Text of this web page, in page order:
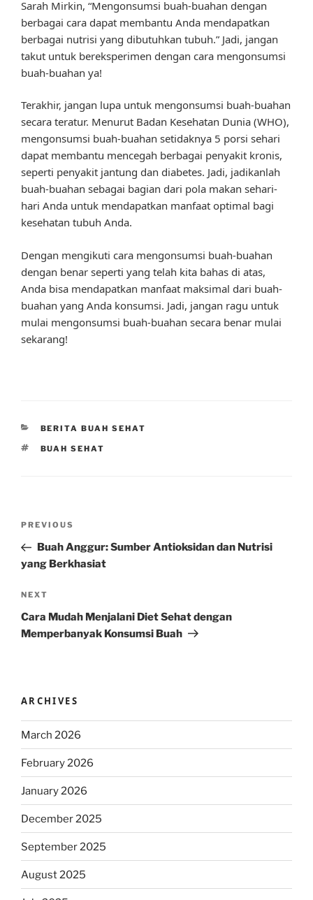
Sarah Mirkin, “Mengonsumsi buah-buahan dengan
berbagai cara dapat membantu Anda mendapatkan
berbagai nutrisi yang dibutuhkan tubuh.” Jadi, jangan
takut untuk bereksperimen dengan cara mengonsumsi
buah-buahan ya!
Terakhir, jangan lupa untuk mengonsumsi buah-buahan
secara teratur. Menurut Badan Kesehatan Dunia (WHO),
mengonsumsi buah-buahan setidaknya 5 porsi sehari
dapat membantu mencegah berbagai penyakit kronis,
seperti penyakit jantung dan diabetes. Jadi, jadikanlah
buah-buahan sebagai bagian dari pola makan sehari-
hari Anda untuk mendapatkan manfaat optimal bagi
kesehatan tubuh Anda.
Dengan mengikuti cara mengonsumsi buah-buahan
dengan benar seperti yang telah kita bahas di atas,
Anda bisa mendapatkan manfaat maksimal dari buah-
buahan yang Anda konsumsi. Jadi, jangan ragu untuk
mulai mengonsumsi buah-buahan secara benar mulai
sekarang!
CATEGORIES
BERITA BUAH SEHAT
TAGS
BUAH SEHAT
Previous
Post
PREVIOUS
Buah Anggur: Sumber Antioksidan dan Nutrisi
yang Berkhasiat
Next
Post
NEXT
Cara Mudah Menjalani Diet Sehat dengan
Memperbanyak Konsumsi Buah
ARCHIVES
March 2026
February 2026
January 2026
December 2025
September 2025
August 2025